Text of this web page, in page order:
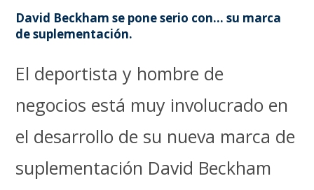
David Beckham se pone serio con… su marca
de suplementación.
El deportista y hombre de
negocios está muy involucrado en
el desarrollo de su nueva marca de
suplementación David Beckham